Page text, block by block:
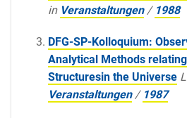
in Veranstaltungen / 1988
DFG-SP-Kolloquium:
Analytical Methods
Structuresin the Universe
Veranstaltungen / 1987